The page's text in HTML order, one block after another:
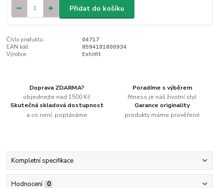
Přidat do košíku
Číslo produktu:
04717
EAN kód:
8594181600934
Výrobce:
Extrifit
Doprava ZDARMA?
objednejte nad 1500 Kč
Poradíme s výběrem
fitness je náš životní styl
Skutečná skladová dostupnost
a co není, poptáváme
Garance originality
produkty máme prověřené
Kompletní specifikace
Hodnocení 0